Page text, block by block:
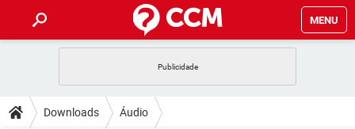
MENU
CELULAR
DICAS
Downloads Áudio